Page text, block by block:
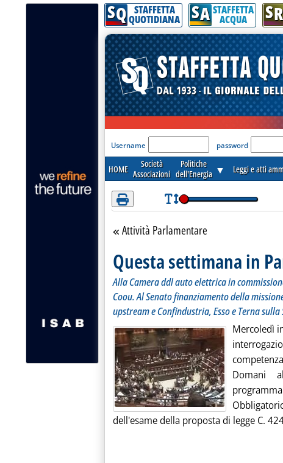
Attenzione! Esegui l'accesso per lèggere interamente la notizia.
SQ STAFFETTA
QUOTIDIANA SA STAFFETTA
ACQUA SR
'Modulo Login per accedere'
Username password
HOME
Società
Associazioni
Politiche
dell'Energia ▼ Leggi e atti
Torna alla sezione
Attività Parlamentare
Questa settimana in
Alla Camera ddl auto elettrica in
Coou. Al Senato finanziamento della
upstream e Confindustria, Esso e Terna sulla
Mercoledì
Domani
dell'esame della proposta di legge C.